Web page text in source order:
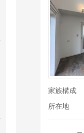
家族構成
所在地